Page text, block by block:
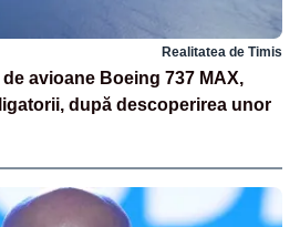
Realitatea de Timis
avioane Boeing 737 MAX,
după descoperirea unor